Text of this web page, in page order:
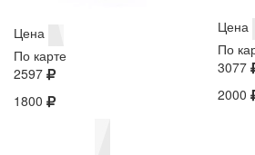
Цена
По карте
2597
1800
Цена
По
3077
2000